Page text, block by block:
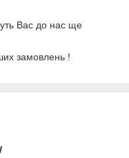
Вас до нас ще
замовлень !